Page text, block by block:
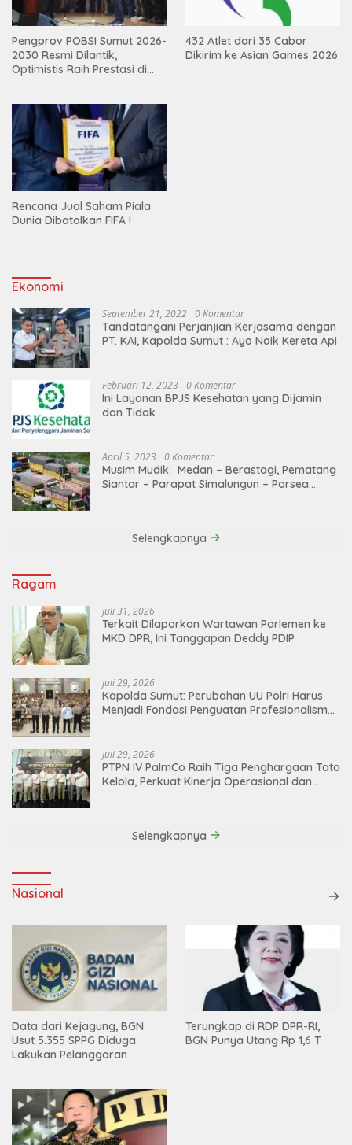
Pengprov POBSI Sumut 2026-
2030 Resmi Dilantik,
Optimistis Raih Prestasi di
432 Atlet dari 35 Cabor
Dikirim ke Asian Games 2026
Rencana Jual Saham Piala
Dunia Dibatalkan FIFA !
Ekonomi
September 21, 2022 0 Komentar
Tandatangani Perjanjian Kerjasama dengan
PT. KAI, Kapolda Sumut : Ayo Naik Kereta Api
Februari 12, 2023 0 Komentar
Ini Layanan BPJS Kesehatan yang Dijamin
dan Tidak
April 5, 2023 0 Komentar
Musim Mudik: Medan – Berastagi, Pematang
Siantar – Parapat Simalungun – Porsea
Selengkapnya
Ragam
Juli 31, 2026
Terkait Dilaporkan Wartawan Parlemen ke
MKD DPR, Ini Tanggapan Deddy PDIP
Juli 29, 2026
Kapolda Sumut: Perubahan UU Polri Harus
Menjadi Fondasi Penguatan Profesionalisme
Juli 29, 2026
PTPN IV PalmCo Raih Tiga Penghargaan Tata
Kelola, Perkuat Kinerja Operasional dan
Selengkapnya
Nasional
Data dari Kejagung, BGN
Usut 5.355 SPPG Diduga
Lakukan Pelanggaran
Terungkap di RDP DPR-RI,
BGN Punya Utang Rp 1,6 T